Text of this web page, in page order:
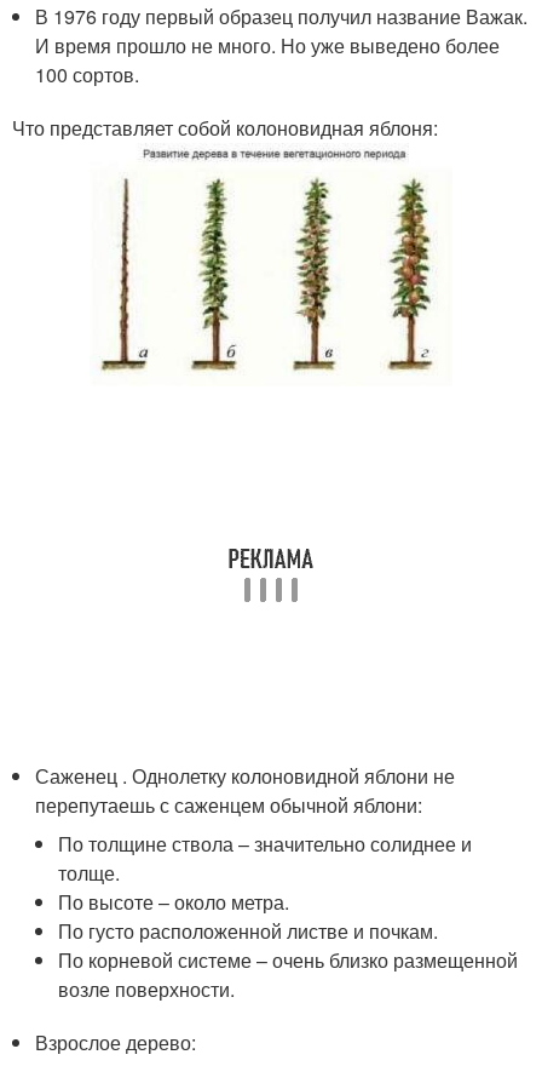
В 1976 году первый образец получил название Важак.
И время прошло не много. Но уже выведено более
100 сортов.
Что представляет собой колоновидная яблоня:
Саженец . Однолетку колоновидной яблони не
перепутаешь с саженцем обычной яблони:
По толщине ствола – значительно солиднее и
толще.
По высоте – около метра.
По густо расположенной листве и почкам.
По корневой системе – очень близко размещенной
возле поверхности.
Взрослое дерево: